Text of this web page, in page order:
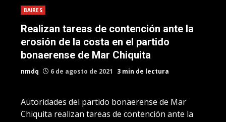
BAIRES
Realizan tareas de contención ante la
erosión de la costa en el partido
bonaerense de Mar Chiquita
nmdq 6 de agosto de 2021 3 min de lectura
Autoridades del partido bonaerense de Mar
Chiquita realizan tareas de contención ante la